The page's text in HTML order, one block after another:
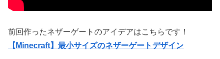
前回作ったネザーゲートのアイデアはこちらです！
【Minecraft】最小サイズのネザーゲートデザイン